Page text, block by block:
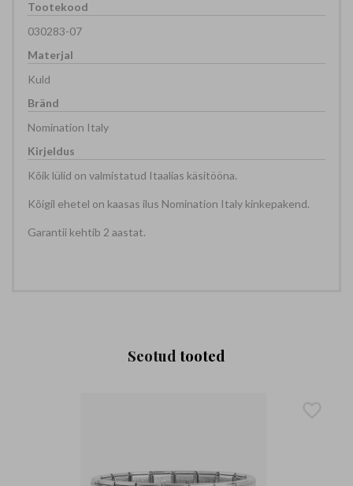
030283-07
Kuld
Nomination Italy
Kõik lülid on valmistatud Itaalias käsitööna.
Kõigil ehetel on kaasas ilus Nomination Italy kinkepakend.
Garantii kehtib 2 aastat.
Seotud tooted